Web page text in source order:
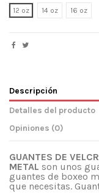
12 oz
14 oz 16 oz
Descripción
Detalles del producto
Opiniones (0)
GUANTES DE
METAL son unos
guantes de boxeo
que necesitas.